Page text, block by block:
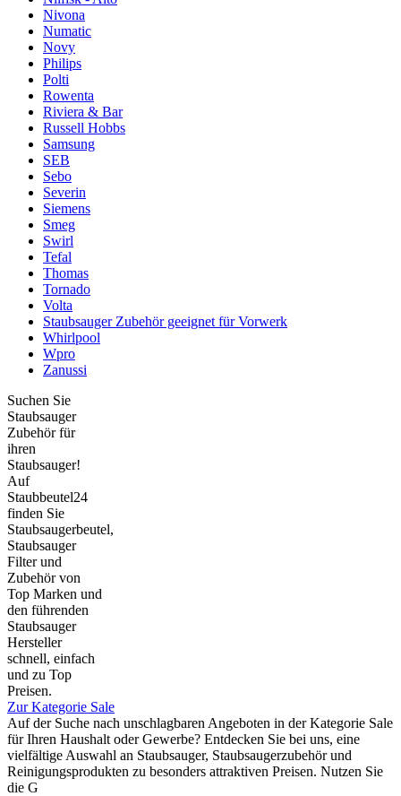
Nivona
Numatic
Novy
Philips
Polti
Rowenta
Riviera & Bar
Russell Hobbs
Samsung
SEB
Sebo
Severin
Siemens
Smeg
Swirl
Tefal
Thomas
Tornado
Volta
Staubsauger Zubehör geeignet für Vorwerk
Whirlpool
Wpro
Zanussi
Suchen Sie
Staubsauger
Zubehör für
ihren
Staubsauger!
Auf
Staubbeutel24
finden Sie
Staubsaugerbeutel,
Staubsauger
Filter und
Zubehör von
Top Marken und
den führenden
Staubsauger
Hersteller
schnell, einfach
und zu Top
Preisen.
Zur Kategorie Sale
Auf der Suche nach unschlagbaren Angeboten in der Kategorie Sale
für Ihren Haushalt oder Gewerbe? Entdecken Sie bei uns, eine
vielfältige Auswahl an Staubsauger, Staubsaugerzubehör und
Reinigungsprodukten zu besonders attraktiven Preisen. Nutzen Sie
die G